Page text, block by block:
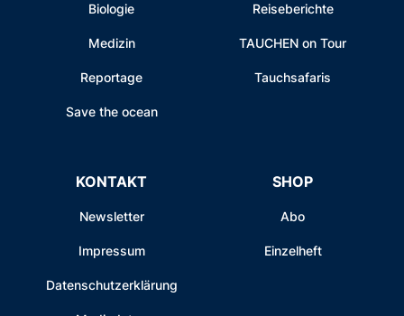
Biologie
Medizin
Reportage
Save the ocean
Reiseberichte
TAUCHEN on Tour
Tauchsafaris
KONTAKT
Newsletter
Impressum
Datenschutzerklärung
SHOP
Abo
Einzelheft